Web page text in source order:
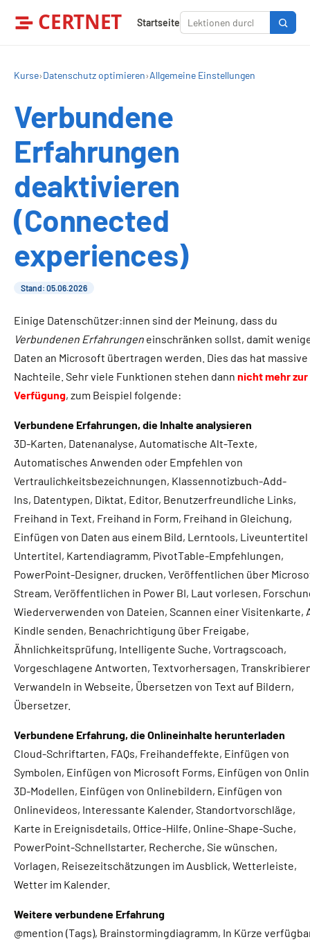
CERTNET Startseite
Kurse›Datenschutz optimieren›Allgemeine Einstellungen
Verbundene
Erfahrungen
deaktivieren
(Connected
experiences)
Stand: 05.06.2026
Einige Datenschützer:innen sind der Meinung, dass du
Verbundenen Erfahrungen einschränken sollst, damit
Daten an Microsoft übertragen werden. Dies das hat massive
Nachteile. Sehr viele Funktionen stehen dann nicht mehr zur
Verfügung, zum Beispiel folgende:
Verbundene Erfahrungen, die Inhalte analysieren
3D-Karten, Datenanalyse, Automatische Alt-Texte,
Automatisches Anwenden oder Empfehlen von
Vertraulichkeitsbezeichnungen, Klassennotizbuch-Add-
Ins, Datentypen, Diktat, Editor, Benutzerfreundliche Links,
Freihand in Text, Freihand in Form, Freihand in Gleichung,
Einfügen von Daten aus einem Bild, Lerntools, Liveuntertitel
Untertitel, Kartendiagramm, PivotTable-Empfehlungen,
PowerPoint-Designer, drucken, Veröffentlichen über
Stream, Veröffentlichen in Power BI, Laut vorlesen,
Wiederverwenden von Dateien, Scannen einer Visitenkarte,
Kindle senden, Benachrichtigung über Freigabe,
Ähnlichkeitsprüfung, Intelligente Suche, Vortragscoach,
Vorgeschlagene Antworten, Textvorhersagen,
Verwandeln in Webseite, Übersetzen von Text auf Bildern,
Übersetzer.
Verbundene Erfahrung, die Onlineinhalte herunterladen
Cloud-Schriftarten, FAQs, Freihandeffekte, Einfügen von
Symbolen, Einfügen von Microsoft Forms, Einfügen von
3D-Modellen, Einfügen von Onlinebildern, Einfügen von
Onlinevideos, Interessante Kalender, Standortvorschläge,
Karte in Ereignisdetails, Office-Hilfe, Online-Shape-Suche,
PowerPoint-Schnellstarter, Recherche, Sie wünschen,
Vorlagen, Reisezeitschätzungen im Ausblick, Wetterleiste,
Wetter im Kalender.
Weitere verbundene Erfahrung
@mention (Tags), Brainstormingdiagramm, In Kürze